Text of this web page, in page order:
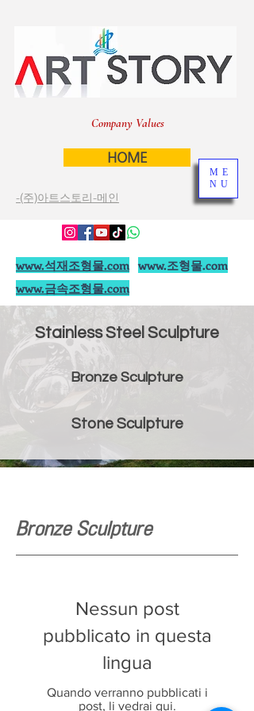
Company Values
HOME
-(주)아트스토리-메인
www.조형물.com
ME
NU
www.금속조형물.com
www.석재조형물.com
Stainless Steel Sculpture
Bronze Sculpture
Stone Sculpture
Bronze Sculpture
Nessun post
pubblicato in questa
lingua
Quando verranno pubblicati i
post, li vedrai qui.